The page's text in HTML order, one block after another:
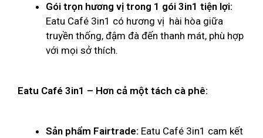
Gói trọn hương vị trong 1 gói 3in1 tiện lợi:
Eatu Café 3in1 có hương vị hài hòa giữa
truyền thống, đậm đà đến thanh mát, phù hợp
với mọi sở thích.
Eatu Café 3in1 – Hơn cả một tách cà phê:
Sản phẩm Fairtrade: Eatu Café 3in1 cam kết